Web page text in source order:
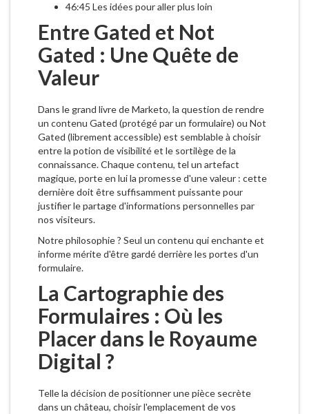
46:45 Les idées pour aller plus loin
Entre Gated et Not
Gated : Une Quête de
Valeur
Dans le grand livre de Marketo, la question de rendre
un contenu Gated (protégé par un formulaire) ou Not
Gated (librement accessible) est semblable à choisir
entre la potion de visibilité et le sortilège de la
connaissance. Chaque contenu, tel un artefact
magique, porte en lui la promesse d'une valeur : cette
dernière doit être suffisamment puissante pour
justifier le partage d'informations personnelles par
nos visiteurs.
Notre philosophie ? Seul un contenu qui enchante et
informe mérite d'être gardé derrière les portes d'un
formulaire.
La Cartographie des
Formulaires : Où les
Placer dans le Royaume
Digital ?
Telle la décision de positionner une pièce secrète
dans un château, choisir l'emplacement de vos